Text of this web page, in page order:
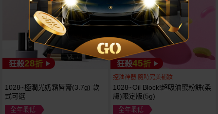
狂殺28折
1028~極潤光奶霜唇膏(3.7g) 款
式可選
全年最低
狂殺45折
控油神器 隨時完美補妝
1028~Oil Block!超吸油蜜粉餅(柔
膚)限定版(5g)
全年最低